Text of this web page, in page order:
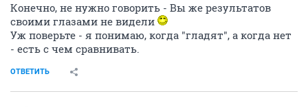
Конечно, не нужно говорить - Вы же результатов
своими глазами не видели
Уж поверьте - я понимаю, когда "гладят", а когда нет
- есть с чем сравнивать.
ОТВЕТИТЬ